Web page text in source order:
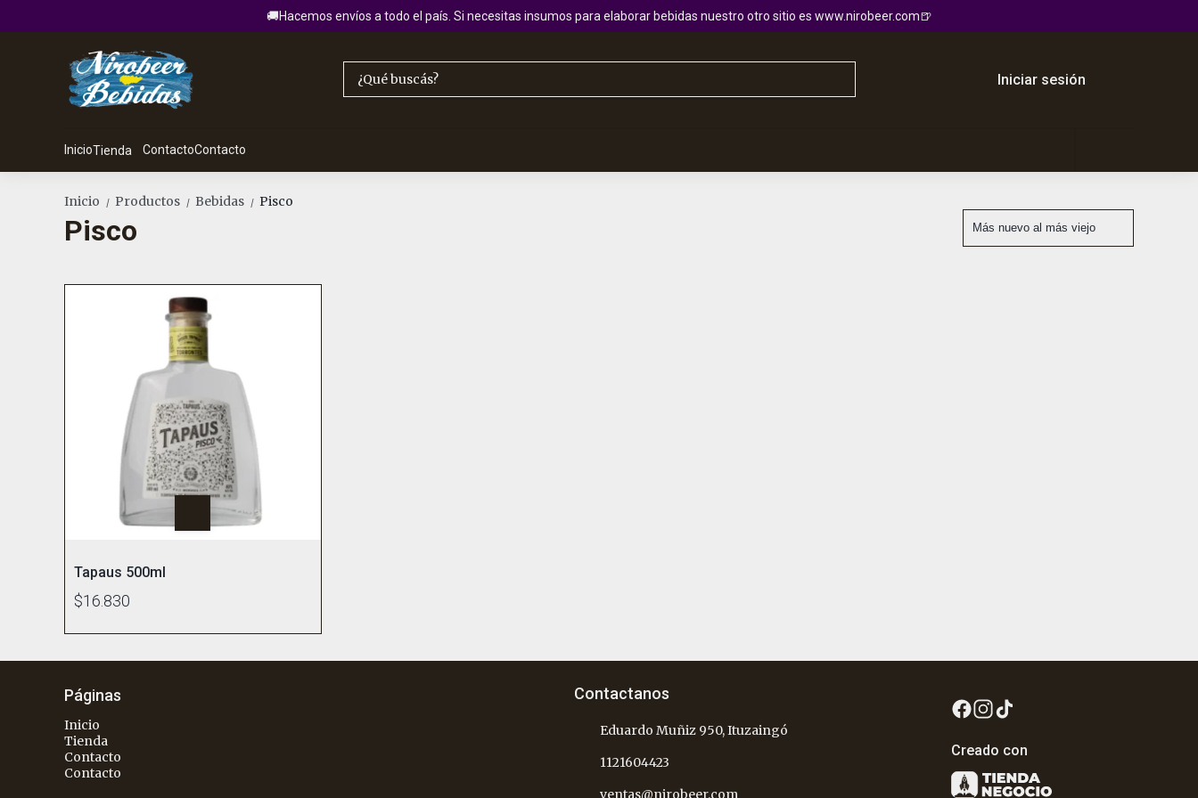
🚚Hacemos envíos a todo el país. Si necesitas insumos para elaborar bebidas nuestro otro sitio es www.nirobeer.com🍺
Iniciar sesión
InicioTienda ContactoContacto
Inicio / Productos / Bebidas / Pisco
Pisco
Tapaus 500ml
$16.830
Páginas
Inicio
Tienda
Contacto
Contacto
Contactanos
Eduardo Muñiz 950, Ituzaingó
1121604423
ventas@nirobeer.com
Creado con